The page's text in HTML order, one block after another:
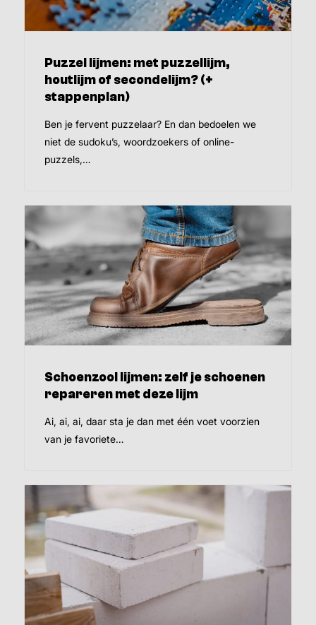
Puzzel lijmen: met puzzellijm,
houtlijm of secondelijm? (+
stappenplan)
Ben je fervent puzzelaar? En dan bedoelen we
niet de sudoku’s, woordzoekers of online-
puzzels,…
Schoenzool lijmen: zelf je schoenen
repareren met deze lijm
Ai, ai, ai, daar sta je dan met één voet voorzien
van je favoriete…